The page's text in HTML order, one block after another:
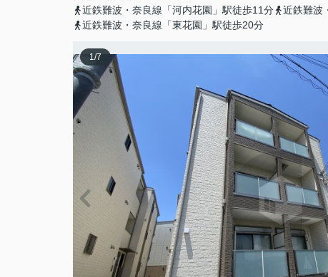
近鉄難波・奈良線「河内花園」駅徒歩11分
近鉄難波
近鉄難波・奈良線「東花園」駅徒歩20分
1/7